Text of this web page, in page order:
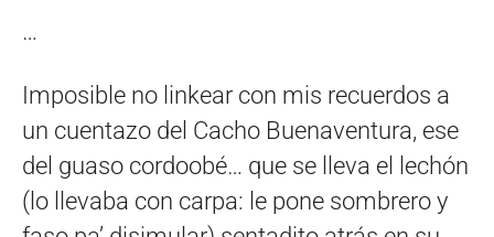
…
Imposible no linkear con mis recuerdos a
un cuentazo del Cacho Buenaventura, ese
del guaso cordoobé… que se lleva el lechón
(lo llevaba con carpa: le pone sombrero y